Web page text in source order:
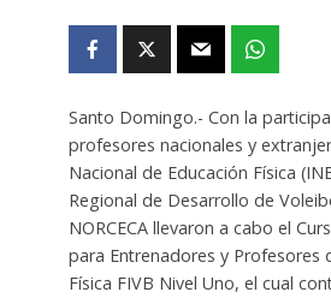
Santo Domingo.- Con la
profesores nacionales y
Nacional de Educación Física
Regional de Desarrollo de
NORCECA llevaron a cabo el
para Entrenadores y Profesores
Física FIVB Nivel Uno, el cual